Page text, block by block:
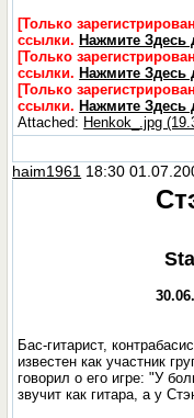
[Только
ссылки. Нажмите Здесь
[Только
ссылки. Нажмите Здесь
[Только
ссылки. Нажмите Здесь
Attached: Henkok_.jpg
haim1961 18:30
Бас-гитарист,
известен как участник
говорил о его игре: "У
звучит как гитара, а у